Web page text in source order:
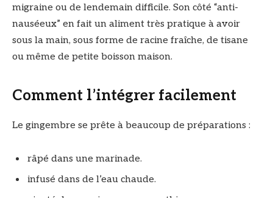
migraine ou de lendemain difficile. Son côté “anti-
nauséeux” en fait un aliment très pratique à avoir
sous la main, sous forme de racine fraîche, de tisane
ou même de petite boisson maison.
Comment l’intégrer facilement
Le gingembre se prête à beaucoup de préparations :
râpé dans une marinade.
infusé dans de l’eau chaude.